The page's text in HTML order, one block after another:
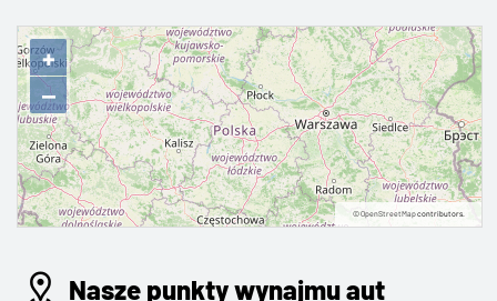
+
−
©OpenStreetMapcontributors.
Nasze punkty wynajmu aut